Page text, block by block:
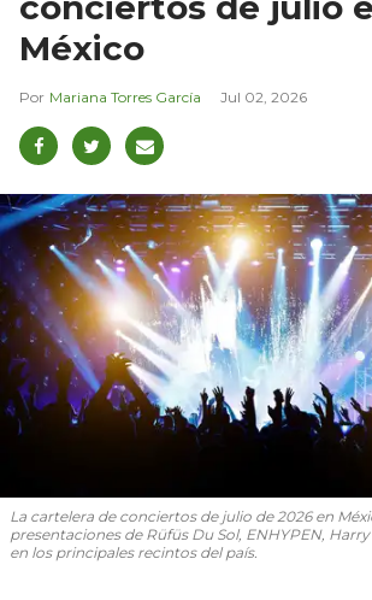
México
Mariana Torres García Jul 02, 2026
La cartelera de conciertos de julio de 2026 en
presentaciones de Rüfüs Du Sol, ENHYPEN,
en los principales recintos del país.